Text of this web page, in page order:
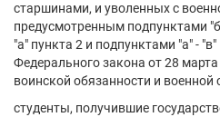
старшинами, и уволенных с
предусмотренным подпунктами
"а" пункта 2 и подпунктами "а" - "в"
Федерального закона от 28
воинской обязанности и военной
студенты, получившие